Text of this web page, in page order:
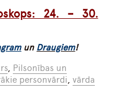
24. – 30.
un Draugiem!
, Pilsonības un
personvārdi,vārda